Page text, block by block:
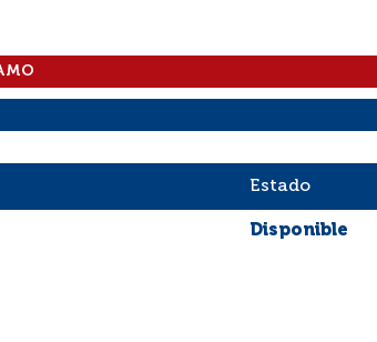
Estado
Disponible